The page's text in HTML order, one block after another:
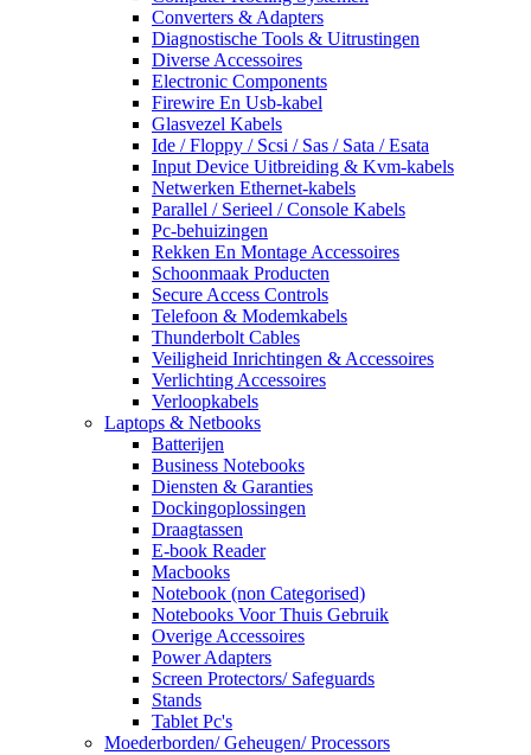
Converters & Adapters
Diagnostische Tools & Uitrustingen
Diverse Accessoires
Electronic Components
Firewire En Usb-kabel
Glasvezel Kabels
Ide / Floppy / Scsi / Sas / Sata / Esata
Input Device Uitbreiding & Kvm-kabels
Netwerken Ethernet-kabels
Parallel / Serieel / Console Kabels
Pc-behuizingen
Rekken En Montage Accessoires
Schoonmaak Producten
Secure Access Controls
Telefoon & Modemkabels
Thunderbolt Cables
Veiligheid Inrichtingen & Accessoires
Verlichting Accessoires
Verloopkabels
Laptops & Netbooks
Batterijen
Business Notebooks
Diensten & Garanties
Dockingoplossingen
Draagtassen
E-book Reader
Macbooks
Notebook (non Categorised)
Notebooks Voor Thuis Gebruik
Overige Accessoires
Power Adapters
Screen Protectors/ Safeguards
Stands
Tablet Pc's
Moederborden/ Geheugen/ Processors